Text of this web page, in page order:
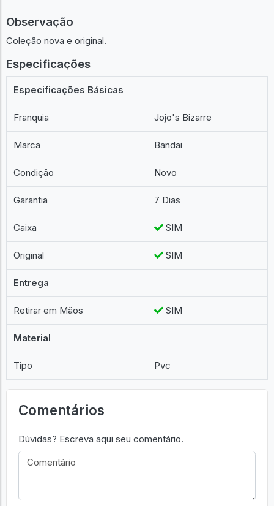
Observação
Coleção nova e original.
Especificações
Especificações Básicas
Franquia Jojo's Bizarre
Marca Bandai
Condição Novo
Garantia 7 Dias
Caixa SIM
Original SIM
Entrega
Retirar em Mãos SIM
Material
Tipo Pvc
Comentários
Dúvidas? Escreva aqui seu comentário.